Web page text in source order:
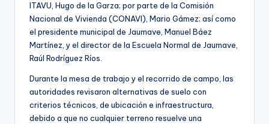
ITAVU, Hugo de la Garza; por parte de la Comisión
Nacional de Vivienda (CONAVI), Mario Gámez; así como
el presidente municipal de Jaumave, Manuel Báez
Martínez, y el director de la Escuela Normal de Jaumave,
Raúl Rodríguez Ríos.
Durante la mesa de trabajo y el recorrido de campo, las
autoridades revisaron alternativas de suelo con
criterios técnicos, de ubicación e infraestructura,
debido a que no cualquier terreno resuelve una